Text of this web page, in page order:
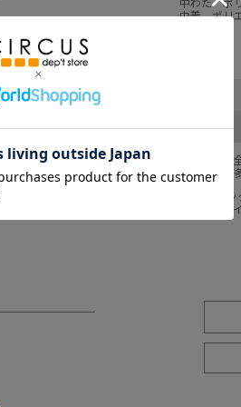
ミント(MI)
巾着 ポリ
採寸結果
商品により
※BCはバ
※SNPはサ